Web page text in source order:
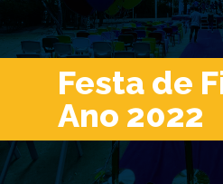
Festa de
Ano 2022